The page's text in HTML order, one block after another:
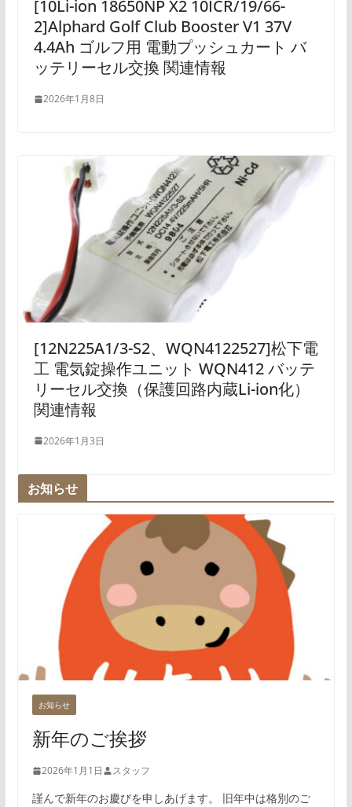
[10Li-ion 18650NP X2 10ICR/19/66-
2]Alphard Golf Club Booster V1 37V
4.4Ah ゴルフ用 電動プッシュカート バ
ッテリーセル交換 関連情報
2026年1月8日
[12N225A1/3-S2、WQN4122527]松下電
工 電気錠操作ユニット WQN412 バッテ
リーセル交換（保護回路内蔵Li-ion化）
関連情報
2026年1月3日
お知らせ
お知らせ
新年のご挨拶
2026年1月1日 スタッフ
謹んで新年のお慶びを申しあげます。 旧年中は格別のご